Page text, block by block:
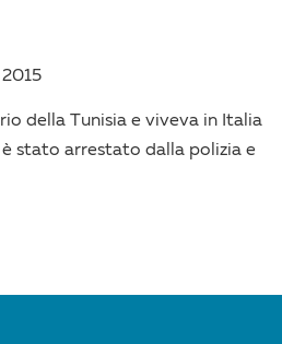
della Tunisia e viveva in Italia
stato arrestato dalla polizia e